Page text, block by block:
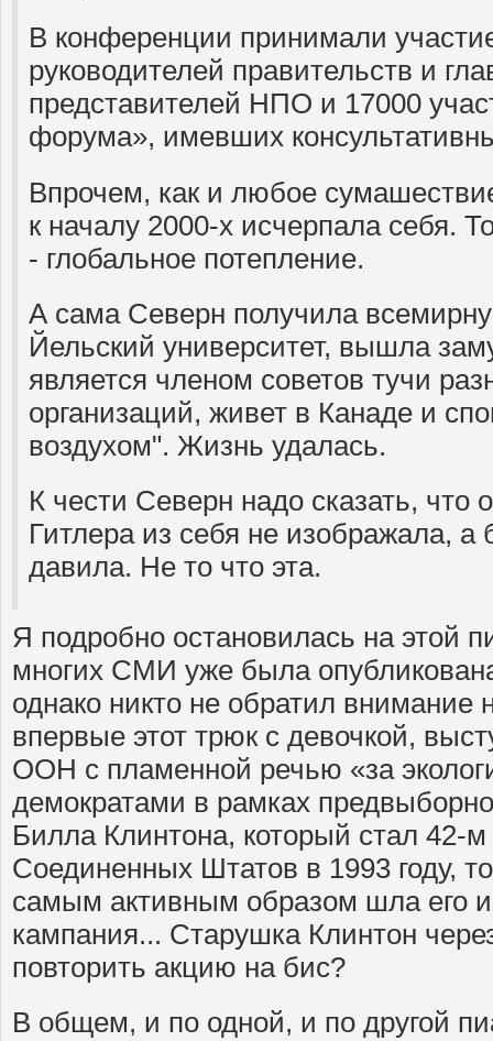
В конференции принимали
руководителей правительств и
представителей НПО и 17000
форума», имевших
Впрочем, как и любое
к началу 2000-х исчерпала себя.
- глобальное потепление.
А сама Северн получила
Йельский университет, вышла
является членом советов тучи
организаций, живет в Канаде и
воздухом". Жизнь удалась.
К чести Северн надо сказать, что
Гитлера из себя не изображала,
давила. Не то что эта.
Я подробно остановилась на этой
многих СМИ уже была
однако никто не обратил внимание
впервые этот трюк с девочкой,
ООН с пламенной речью «за
демократами в рамках
Билла Клинтона, который стал 42-
Соединенных Штатов в 1993 году,
самым активным образом шла его
кампания... Старушка Клинтон
повторить акцию на бис?
В общем, и по одной, и по другой